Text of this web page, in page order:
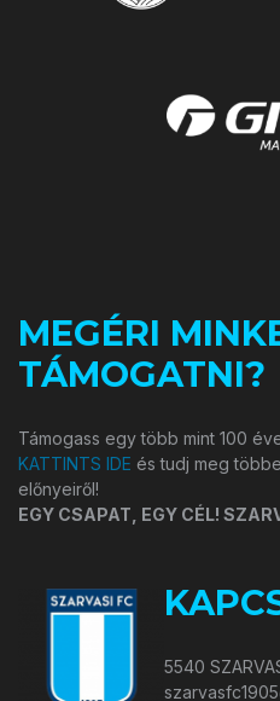
MEGÉRI
TÁMOGATNI?
Támogass egy több mint 100
KATTINTS IDE és tudj meg
előnyeiről!
EGY CSAPAT, EGY CÉL!
5540